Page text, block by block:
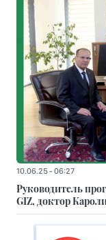
10.06.25 - 06:27
Руководитель
GIZ, доктор